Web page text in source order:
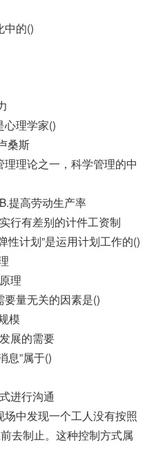
中的()
心理学家()
桑斯
理论之一，科学管理的中
提高劳动生产率
行有差别的计件工资制
性计划”是运用计划工作的()
理
量无关的因素是()
模
展的需要
息”属于()
进行沟通
中发现一个工人没有按照
去制止。这种控制方式属